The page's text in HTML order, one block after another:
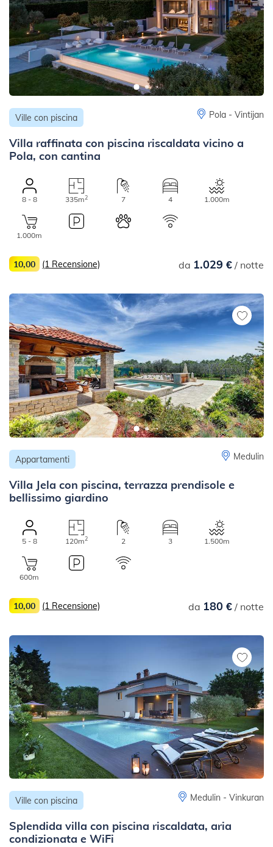
Ville con piscina Pola - Vintijan
Villa raffinata con piscina riscaldata vicino a
Pola, con cantina
8 - 8 335m2 7 4 1.000m
1.000m
da 1.029 €/ notte
10,00 (1 Recensione)
Appartamenti Medulin
Villa Jela con piscina, terrazza prendisole e
bellissimo giardino
5 - 8 120m2 2 3 1.500m
600m
da 180 €/ notte
10,00 (1 Recensione)
Ville con piscina Medulin - Vinkuran
Splendida villa con piscina riscaldata, aria
condizionata e WiFi